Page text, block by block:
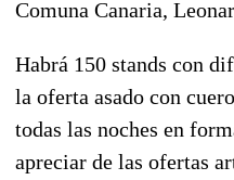
Comuna Canaria,
Habrá 150 stands con
la oferta asado con
todas las noches en
apreciar de las ofertas